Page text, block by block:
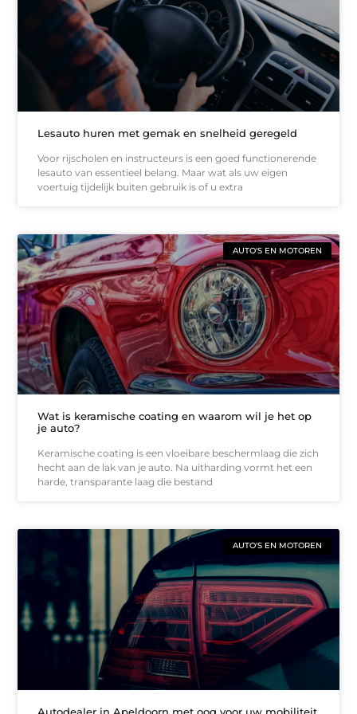
Lesauto huren met gemak en snelheid geregeld
Voor rijscholen en instructeurs is een goed functionerende
lesauto van essentieel belang. Maar wat als uw eigen
voertuig tijdelijk buiten gebruik is of u extra
AUTO'S EN MOTOREN
Wat is keramische coating en waarom wil je het op
je auto?
Keramische coating is een vloeibare beschermlaag die zich
hecht aan de lak van je auto. Na uitharding vormt het een
harde, transparante laag die bestand
AUTO'S EN MOTOREN